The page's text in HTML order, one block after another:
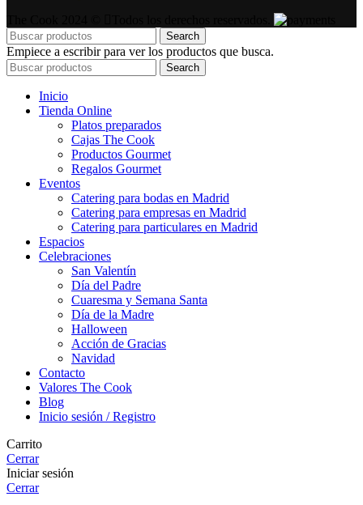
Search
Empiece a escribir para ver los productos que busca.
Search
Inicio
Tienda Online
Platos preparados
Cajas The Cook
Productos Gourmet
Regalos Gourmet
Eventos
Catering para bodas en Madrid
Catering para empresas en Madrid
Catering para particulares en Madrid
Espacios
Celebraciones
San Valentín
Día del Padre
Cuaresma y Semana Santa
Día de la Madre
Halloween
Acción de Gracias
Navidad
Contacto
Valores The Cook
Blog
Inicio sesión / Registro
Carrito
Cerrar
Iniciar sesión
Cerrar